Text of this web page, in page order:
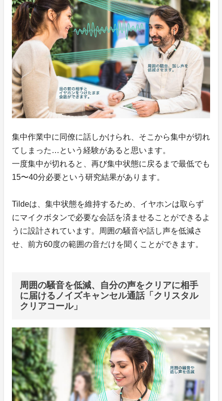
集中作業中に同僚に話しかけられ、そこから集中が切れ
てしまった…という経験があると思います。
一度集中が切れると、再び集中状態に戻るまで最低でも
15〜40分必要という研究結果があります。
Tildeは、集中状態を維持するため、イヤホンは取らず
にマイクボタンで必要な会話を済ませることができるよ
うに設計されています。周囲の騒音や話し声を低減さ
せ、前方60度の範囲の音だけを聞くことができます。
周囲の騒音を低減、自分の声をクリアに相手
に届けるノイズキャンセル通話「クリスタル
クリアコール」